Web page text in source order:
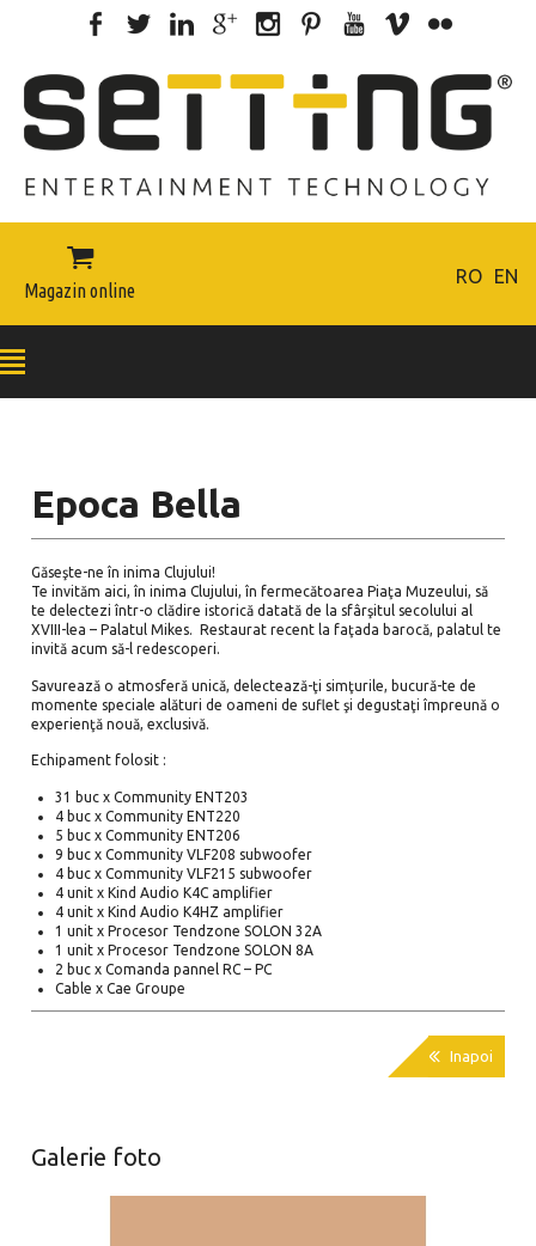

Magazin online
RO EN
Epoca Bella
Găseşte-ne în inima Clujului!
Te invităm aici, în inima Clujului, în fermecătoarea Piaţa Muzeului, să
te delectezi într-o clădire istorică datată de la sfârşitul secolului al
XVIII-lea – Palatul Mikes. Restaurat recent la faţada barocă, palatul te
invită acum să-l redescoperi.
Savurează o atmosferă unică, delectează-ţi simţurile, bucură-te de
momente speciale alături de oameni de suflet şi degustaţi împreună o
experienţă nouă, exclusivă.
Echipament folosit :
31 buc x Community ENT203
4 buc x Community ENT220
5 buc x Community ENT206
9 buc x Community VLF208 subwoofer
4 buc x Community VLF215 subwoofer
4 unit x Kind Audio K4C amplifier
4 unit x Kind Audio K4HZ amplifier
1 unit x Procesor Tendzone SOLON 32A
1 unit x Procesor Tendzone SOLON 8A
2 buc x Comanda pannel RC – PC
Cable x Cae Groupe
 Inapoi
Galerie foto